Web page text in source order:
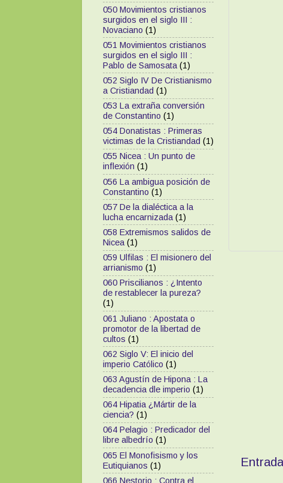
050 Movimientos cristianos
surgidos en el siglo III :
Novaciano (1)
051 Movimientos cristianos
surgidos en el siglo III :
Pablo de Samosata (1)
052 Siglo IV De Cristianismo
a Cristiandad (1)
053 La extraña conversión
de Constantino (1)
054 Donatistas : Primeras
victimas de la Cristiandad (1)
055 Nicea : Un punto de
inflexión (1)
056 La ambigua posición de
Constantino (1)
057 De la dialéctica a la
lucha encarnizada (1)
058 Extremismos salidos de
Nicea (1)
059 Ulfilas : El misionero del
arrianismo (1)
060 Priscilianos : ¿Intento
de restablecer la pureza?
(1)
061 Juliano : Apostata o
promotor de la libertad de
cultos (1)
062 Siglo V: El inicio del
imperio Católico (1)
063 Agustín de Hipona : La
decadencia dle imperio (1)
064 Hipatia ¿Mártir de la
ciencia? (1)
064 Pelagio : Predicador del
libre albedrío (1)
065 El Monofisismo y los
Eutiquianos (1)
066 Nestorio : Contra el